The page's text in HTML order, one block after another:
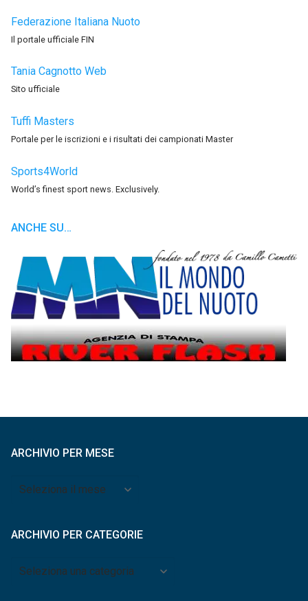
Federazione Italiana Nuoto
Il portale ufficiale FIN
Tania Cagnotto Web
Sito ufficiale
Tuffi Masters
Portale per le iscrizioni e i risultati dei campionati Master
Sports4World
World’s finest sport news. Exclusively.
ANCHE SU…
ARCHIVIO PER MESE
Archivio
ARCHIVIO PER CATEGORIE
Archivio